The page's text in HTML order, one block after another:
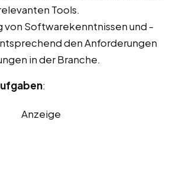
Tools.
von Softwarekenntnissen und -
den Anforderungen
in der Branche.
:
Anzeige